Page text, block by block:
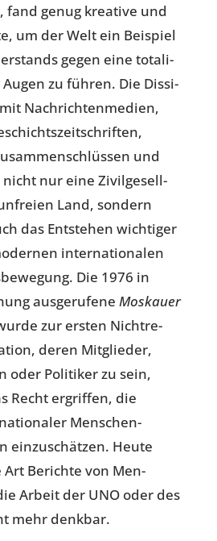
fand genug krea­tive und
um der Welt ein Bei­spiel
gegen eine tota­li­
zu führen. Die Dis­si­
Nach­rich­ten­me­dien,
und
nur eine Zivil­ge­sell­
Land, sondern
das Ent­ste­hen wich­ti­ger
inter­na­tio­na­len
Die 1976 in
aus­ge­ru­fene Mos­kauer
zur ersten Nicht­re­
deren Mit­glie­der,
oder Poli­ti­ker zu sein,
Recht ergrif­fen, die
Men­schen­
einzuschätzen. Heute
Art Berichte von Men­
Arbeit der UNO oder des
mehr denkbar.